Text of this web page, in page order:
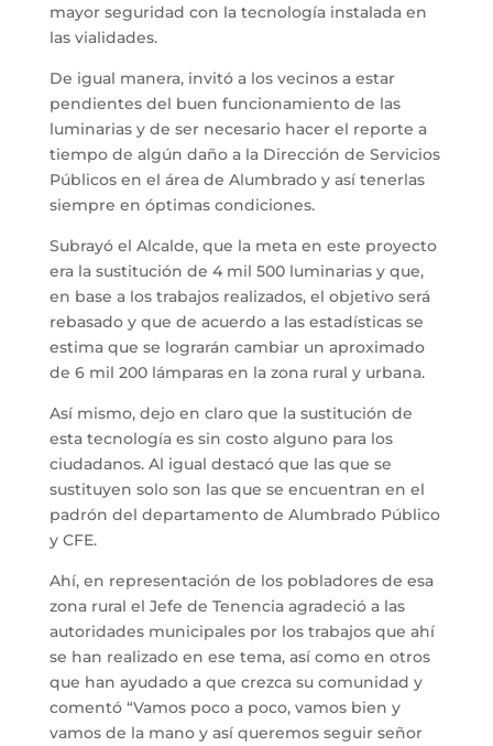
mayor seguridad con la tecnología instalada en
las vialidades.
De igual manera, invitó a los vecinos a estar
pendientes del buen funcionamiento de las
luminarias y de ser necesario hacer el reporte a
tiempo de algún daño a la Dirección de Servicios
Públicos en el área de Alumbrado y así tenerlas
siempre en óptimas condiciones.
Subrayó el Alcalde, que la meta en este proyecto
era la sustitución de 4 mil 500 luminarias y que,
en base a los trabajos realizados, el objetivo será
rebasado y que de acuerdo a las estadísticas se
estima que se lograrán cambiar un aproximado
de 6 mil 200 lámparas en la zona rural y urbana.
Así mismo, dejo en claro que la sustitución de
esta tecnología es sin costo alguno para los
ciudadanos. Al igual destacó que las que se
sustituyen solo son las que se encuentran en el
padrón del departamento de Alumbrado Público
y CFE.
Ahí, en representación de los pobladores de esa
zona rural el Jefe de Tenencia agradeció a las
autoridades municipales por los trabajos que ahí
se han realizado en ese tema, así como en otros
que han ayudado a que crezca su comunidad y
comentó “Vamos poco a poco, vamos bien y
vamos de la mano y así queremos seguir señor